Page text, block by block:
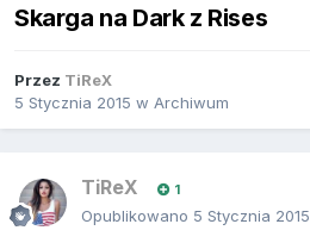
Skarga na Dark z Rises
Przez TiReX
5 Stycznia 2015 w Archiwum
TiReX 1
Opublikowano 5 Stycznia 2015